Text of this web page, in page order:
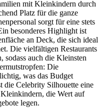
mit Kleinkindern durch
Platz für die ganze
sorgt für eine stets
besonderes Highlight ist
an Deck, die sich ideal
Die vielfältigen Restaurants
sodass auch die Kleinsten
Die
was das Budget
die Celebrity Silhouette eine
die Wert auf
legen.